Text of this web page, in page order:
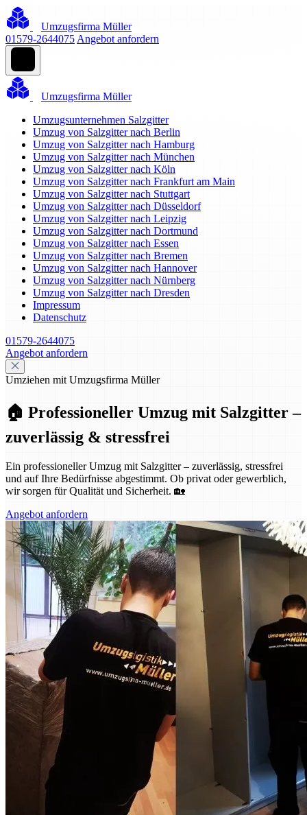
Umzugsfirma Müller
01579-2644075 Angebot anfordern
Umzugsfirma Müller
Umzugsunternehmen Salzgitter
Umzug von Salzgitter nach Berlin
Umzug von Salzgitter nach Hamburg
Umzug von Salzgitter nach München
Umzug von Salzgitter nach Köln
Umzug von Salzgitter nach Frankfurt am Main
Umzug von Salzgitter nach Stuttgart
Umzug von Salzgitter nach Düsseldorf
Umzug von Salzgitter nach Leipzig
Umzug von Salzgitter nach Dortmund
Umzug von Salzgitter nach Essen
Umzug von Salzgitter nach Bremen
Umzug von Salzgitter nach Hannover
Umzug von Salzgitter nach Nürnberg
Umzug von Salzgitter nach Dresden
Impressum
Datenschutz
01579-2644075
Angebot anfordern
Umziehen mit Umzugsfirma Müller
🏠 Professioneller Umzug mit Salzgitter –
zuverlässig & stressfrei
Ein professioneller Umzug mit Salzgitter – zuverlässig, stressfrei
und auf Ihre Bedürfnisse abgestimmt. Ob privat oder gewerblich,
wir sorgen für Qualität und Sicherheit. 🏡
Angebot anfordern